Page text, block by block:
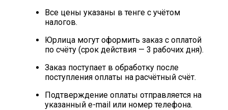
Все цены указаны в тенге с учётом
налогов.
Юрлица могут оформить заказ с оплатой
по счёту (срок действия — 3 рабочих дня).
Заказ поступает в обработку после
поступления оплаты на расчётный счёт.
Подтверждение оплаты отправляется на
указанный e-mail или номер телефона.